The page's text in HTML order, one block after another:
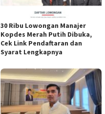
30 Ribu Lowongan Manajer
Kopdes Merah Putih Dibuka,
Cek Link Pendaftaran dan
Syarat Lengkapnya